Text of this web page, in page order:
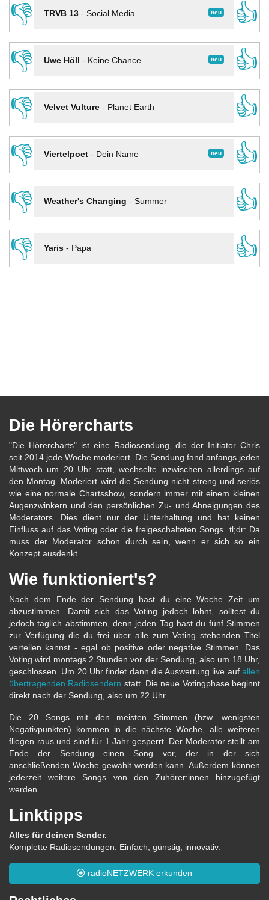
👎
neu
TRVB 13- Social Media
👍
👎
neu
Uwe Höll - Keine Chance
👍
👎
Velvet Vulture- Planet Earth
👍
👎
neu
Viertelpoet- Dein Name
👍
👎
Weather's Changing - Summer
👍
👎
Yaris- Papa 👍
Die Hörercharts
"Die Hörercharts" ist eine Radiosendung, die der Initiator Chris
seit 2014 jede Woche moderiert. Die Sendung fand anfangs jeden
Mittwoch um 20 Uhr statt, wechselte inzwischen allerdings auf
den Montag. Moderiert wird die Sendung nicht streng und seriös
wie eine normale Chartsshow, sondern immer mit einem kleinen
Augenzwinkern und den persönlichen Zu- und Abneigungen des
Moderators. Dies dient nur der Unterhaltung und hat keinen
Einfluss auf das Voting oder die freigeschalteten Songs. tl;dr: Da
muss der Moderator schon durch sein, wenn er sich so ein
Konzept ausdenkt.
Wie funktioniert's?
Nach dem Ende der Sendung hast du eine Woche Zeit um
abzustimmen. Damit sich das Voting jedoch lohnt, solltest du
jedoch täglich abstimmen, denn jeden Tag hast du fünf Stimmen
zur Verfügung die du frei über alle zum Voting stehenden Titel
verteilen kannst - egal ob positive oder negative Stimmen. Das
Voting wird montags 2 Stunden vor der Sendung, also um 18 Uhr,
geschlossen. Um 20 Uhr findet dann die Auswertung live auf allen
übertragenden Radiosendern statt. Die neue Votingphase beginnt
direkt nach der Sendung, also um 22 Uhr.
Die 20 Songs mit den meisten Stimmen (bzw. wenigsten
Negativpunkten) kommen in die nächste Woche, alle weiteren
fliegen raus und sind für 1 Jahr gesperrt. Der Moderator stellt am
Ende der Sendung einen Song vor, der in der sich
anschließenden Woche gewählt werden kann. Außerdem können
jederzeit weitere Songs von den Zuhörer:innen hinzugefügt
werden.
Linktipps
Alles für deinen Sender.
Komplette Radiosendungen. Einfach, günstig, innovativ.
radioNETZWERK erkunden